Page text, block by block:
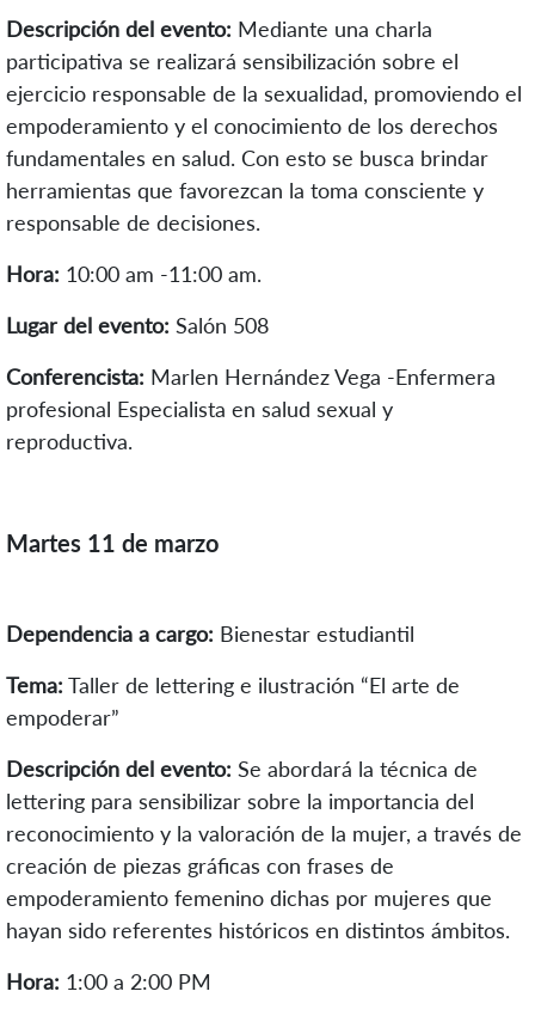
Descripción del evento: Mediante una charla
participativa se realizará sensibilización sobre el
ejercicio responsable de la sexualidad, promoviendo el
empoderamiento y el conocimiento de los derechos
fundamentales en salud. Con esto se busca brindar
herramientas que favorezcan la toma consciente y
responsable de decisiones.
Hora: 10:00 am -11:00 am.
Lugar del evento: Salón 508
Conferencista: Marlen Hernández Vega -Enfermera
profesional Especialista en salud sexual y
reproductiva.
Martes 11 de marzo
Dependencia a cargo: Bienestar estudiantil
Tema: Taller de lettering e ilustración “El arte de
empoderar”
Descripción del evento: Se abordará la técnica de
lettering para sensibilizar sobre la importancia del
reconocimiento y la valoración de la mujer, a través de
creación de piezas gráficas con frases de
empoderamiento femenino dichas por mujeres que
hayan sido referentes históricos en distintos ámbitos.
Hora: 1:00 a 2:00 PM